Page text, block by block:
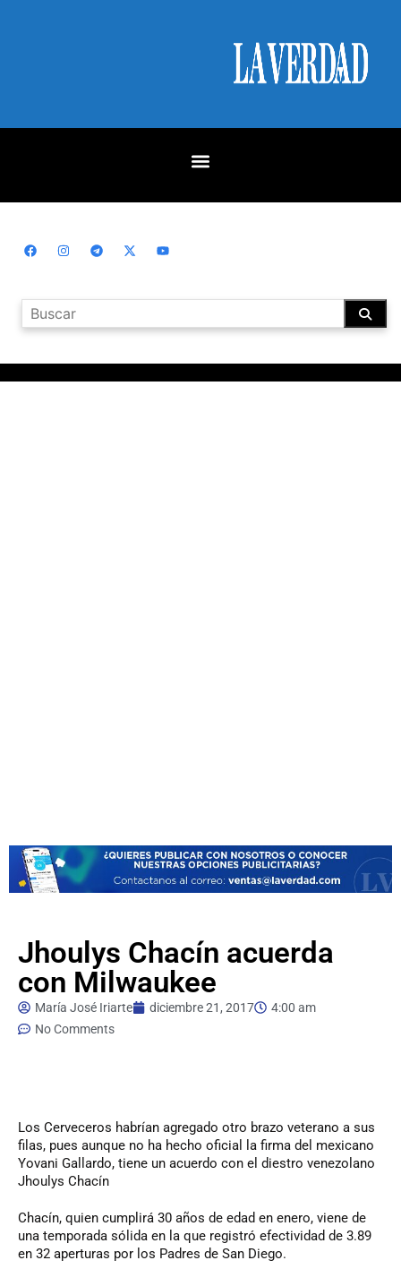
Jhoulys Chacín acuerda
con Milwaukee
María José Iriarte diciembre 21, 2017
4:00 am
No Comments
Los Cerveceros habrían agregado otro brazo veterano a sus
filas, pues aunque no ha hecho oficial la firma del mexicano
Yovani Gallardo, tiene un acuerdo con el diestro venezolano
Jhoulys Chacín
Chacín, quien cumplirá 30 años de edad en enero, viene de
una temporada sólida en la que registró efectividad de 3.89
en 32 aperturas por los Padres de San Diego.